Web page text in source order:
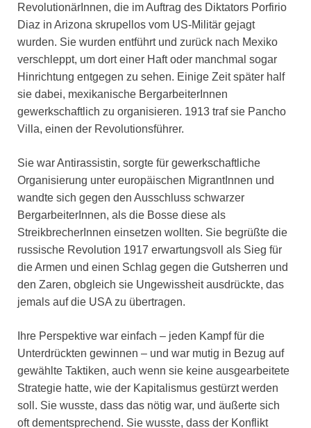
RevolutionärInnen, die im Auftrag des Diktators Porfirio
Diaz in Arizona skrupellos vom US-Militär gejagt
wurden. Sie wurden entführt und zurück nach Mexiko
verschleppt, um dort einer Haft oder manchmal sogar
Hinrichtung entgegen zu sehen. Einige Zeit später half
sie dabei, mexikanische BergarbeiterInnen
gewerkschaftlich zu organisieren. 1913 traf sie Pancho
Villa, einen der Revolutionsführer.
Sie war Antirassistin, sorgte für gewerkschaftliche
Organisierung unter europäischen MigrantInnen und
wandte sich gegen den Ausschluss schwarzer
BergarbeiterInnen, als die Bosse diese als
StreikbrecherInnen einsetzen wollten. Sie begrüßte die
russische Revolution 1917 erwartungsvoll als Sieg für
die Armen und einen Schlag gegen die Gutsherren und
den Zaren, obgleich sie Ungewissheit ausdrückte, das
jemals auf die USA zu übertragen.
Ihre Perspektive war einfach – jeden Kampf für die
Unterdrückten gewinnen – und war mutig in Bezug auf
gewählte Taktiken, auch wenn sie keine ausgearbeitete
Strategie hatte, wie der Kapitalismus gestürzt werden
soll. Sie wusste, dass das nötig war, und äußerte sich
oft dementsprechend. Sie wusste, dass der Konflikt